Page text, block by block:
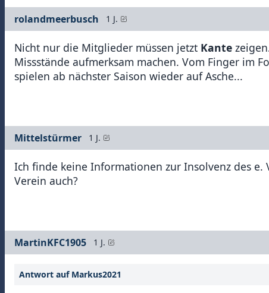
rolandmeerbusch 1 J.
Nicht nur die Mitglieder müssen jetzt Kante
Missstände aufmerksam machen. Vom Finger im
spielen ab nächster Saison wieder auf Asche...
Mittelstürmer 1 J.
Ich finde keine Informationen zur Insolvenz des e.
Verein auch?
MartinKFC1905 1 J.
Antwort auf Markus2021